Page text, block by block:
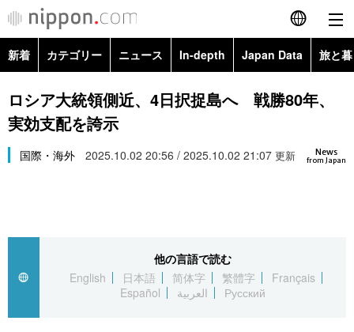
English
简体字
Русский
カテゴリー
経済・ビジネス
国際
トップ
アーカイブ
In-depth
Japan Data
新着 カテゴリー ニュース In-depth Japan Data 旅と
政治・外交
経済・ビジネス
Topics
ロシア大統領側近、4日択捉島へ 戦勝80年、
実効支配を誇示
News
from Japan
国際・海外 2025.10.02 20:56 / 2025.10.02 21:07 更新
他の言語で読む
English
日本語 简体字 繁體字
Français
Español
العربية Русский